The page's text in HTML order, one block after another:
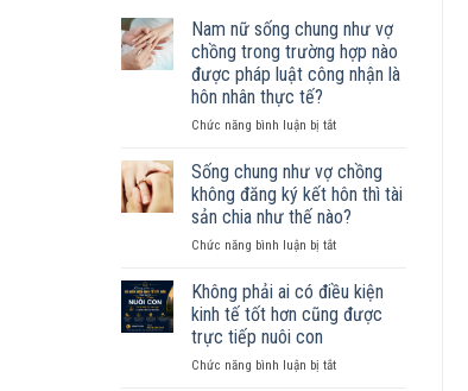
Nam nữ sống chung như vợ
chồng trong trường hợp nào
được pháp luật công nhận là
hôn nhân thực tế?
Chức năng bình luận bị tắtở
nữ
sống
chung
như
vợ
trong
trường
hợp
được
Sống chung như vợ chồng
không đăng ký kết hôn thì tài
sản chia như thế nào?
Chức năng bình luận bị tắtở
chung
như
vợ
không
Không phải ai có điều kiện
kinh tế tốt hơn cũng được
trực tiếp nuôi con
Chức năng bình luận bị tắtở